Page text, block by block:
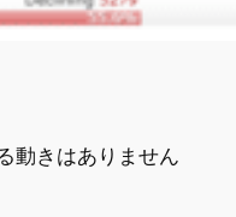
動きはありません